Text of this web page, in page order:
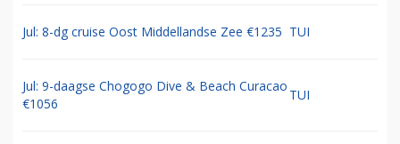
Jul: 8-dg cruise Oost Middellandse Zee €1235 TUI
Jul: 9-daagse Chogogo Dive & Beach Curacao
€1056
TUI